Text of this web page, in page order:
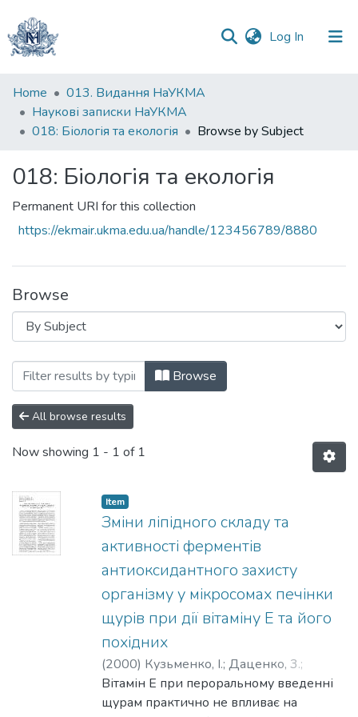
Log In (current)
Communities
&
Collections
Home
013. Видання НаУКМА
Наукові записки НаУКМА
018: Біологія та екологія
Browse by Subject
018: Біологія та екологія
Permanent URI for this collection
https://ekmair.ukma.edu.ua/handle/123456789/8880
Browse
Browsing 018: Біологія та екологія by
Browse
All browse results
Now showing 1 - 1 of 1
Item
Зміни ліпідного складу та
активності ферментів
антиоксидантного захисту
організму у мікросомах печінки
щурів при дії вітаміну Е та його
похідних
(2000) Кузьменко, І.; Даценко, 3.;
Донченко, Галина;Дмитренко, Т.;
Кліменко, К.;Нечитайло, Л.;Кривенко,
Вітамін Е при пероральному введенні
щурам практично не впливає на